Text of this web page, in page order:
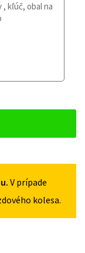
, kľúč, obal na
V prípade
kolesa.